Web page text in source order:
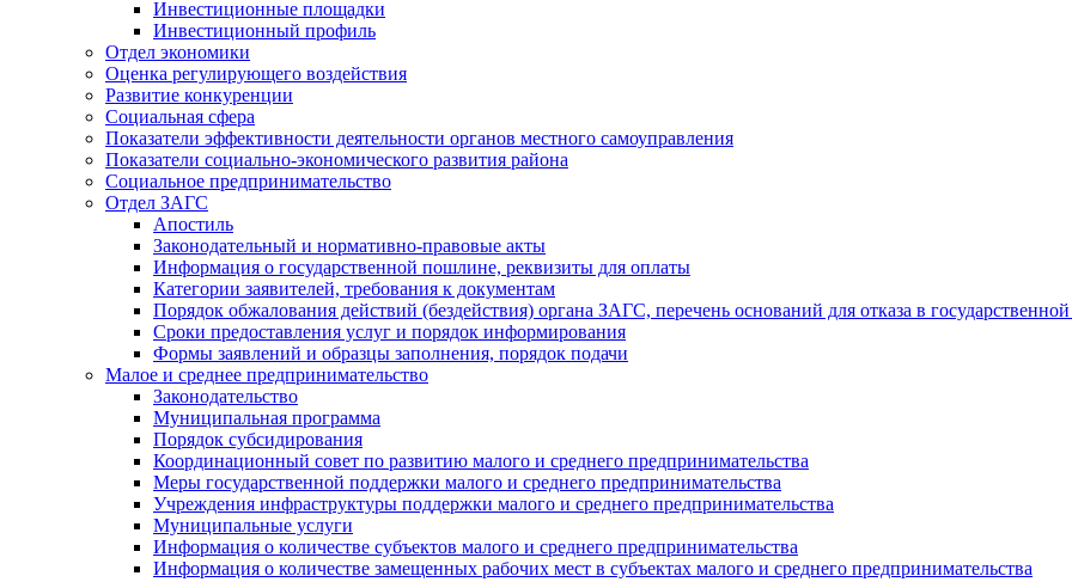
Инвестиционные площадки
Инвестиционный профиль
Отдел экономики
Оценка регулирующего воздействия
Развитие конкуренции
Социальная сфера
Показатели эффективности деятельности органов местного самоуправления
Показатели социально-экономического развития района
Социальное предпринимательство
Отдел ЗАГС
Апостиль
Законодательный и нормативно-правовые акты
Информация о государственной пошлине, реквизиты для оплаты
Категории заявителей, требования к документам
Порядок обжалования действий (бездействия) органа ЗАГС, перечень оснований для отказа в
Сроки предоставления услуг и порядок информирования
Формы заявлений и образцы заполнения, порядок подачи
Малое и среднее предпринимательство
Законодательство
Муниципальная программа
Порядок субсидирования
Координационный совет по развитию малого и среднего предпринимательства
Меры государственной поддержки малого и среднего предпринимательства
Учреждения инфраструктуры поддержки малого и среднего предпринимательства
Муниципальные услуги
Информация о количестве субъектов малого и среднего предпринимательства
Информация о количестве замещенных рабочих мест в субъектах малого и среднего предпринимательства